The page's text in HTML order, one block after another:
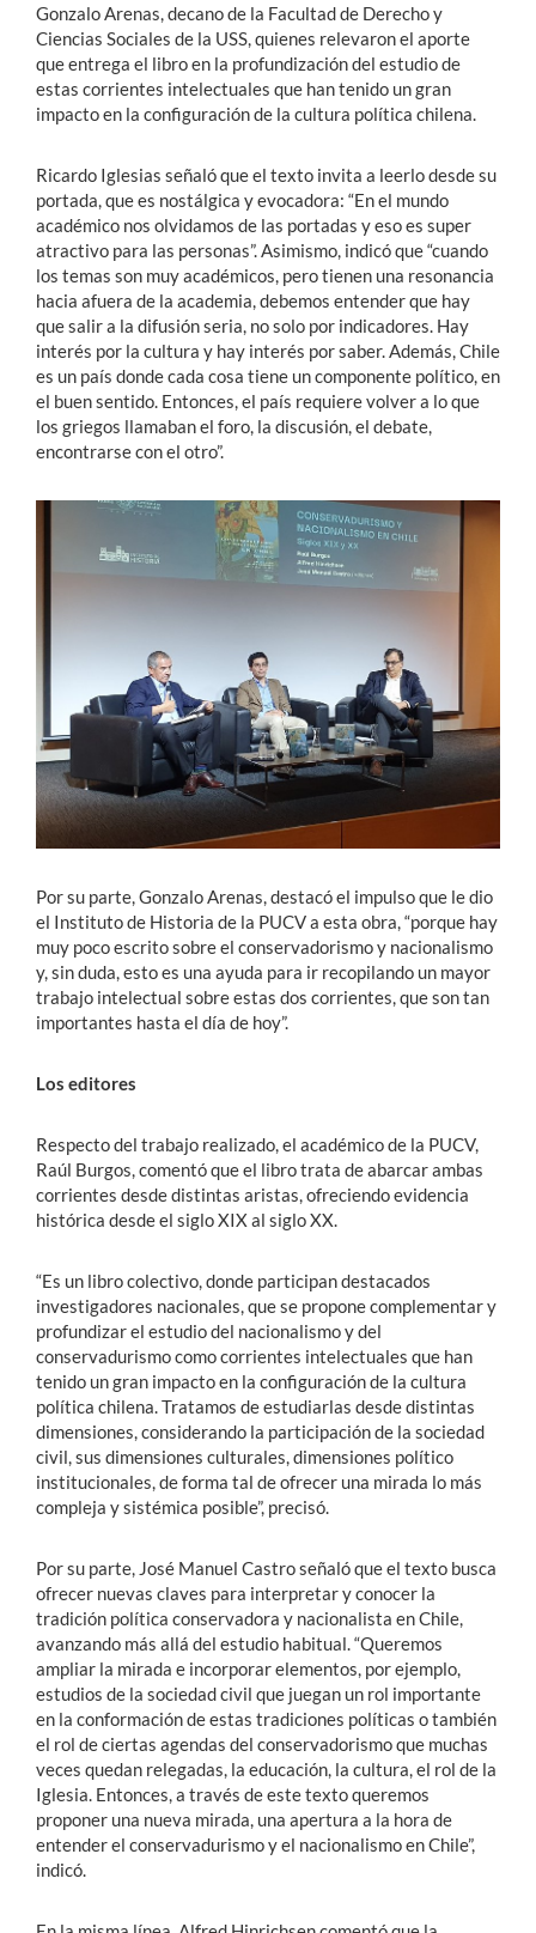
Gonzalo Arenas, decano de la Facultad de Derecho y
Ciencias Sociales de la USS, quienes relevaron el aporte
que entrega el libro en la profundización del estudio de
estas corrientes intelectuales que han tenido un gran
impacto en la configuración de la cultura política chilena.
Ricardo Iglesias señaló que el texto invita a leerlo desde su
portada, que es nostálgica y evocadora: “Enel mundo
académico nos olvidamos de las portadas y eso es super
atractivo para las personas”. Asimismo, indicó que “cuando
los temas son muy académicos, pero tienen una resonancia
hacia afuera de la academia, debemos entender que hay
que salir a la difusión seria , no solo por indicadores. Hay
interés por la cultura y hay interés por saber. Además, Chile
es un país donde cada cosa tiene un componente político, en
el buen sentido. Entonces, el país requiere volver a lo que
los griegos llamaban el foro, la discusión, el debate,
encontrarse con el otro”.
Por su parte, Gonzalo Arenas, destacó el impulso que le dio
el Instituto de Historia de la PUCVa esta obra, “porque hay
muy poco escrito sobre el conservadorismo y nacionalismo
y, sin duda, esto es una ayuda para ir recopilando un mayor
trabajo intelectual sobre estas dos corrientes, que son tan
importantes hasta el día de hoy”.
Los editores
Respecto del trabajo realizado, el académico de la PUCV,
Raúl Burgos, comentó que el libro trata de abarcar ambas
corrientes desde distintas aristas, ofreciendo evidencia
histórica desde el siglo XIX al siglo XX.
“Es un libro colectivo,donde participan destacados
investigadores nacionales, que se propone complementar y
profundizar el estudio del nacionalismo y del
conservadurismo como corrientes intelectuales que han
tenido un gran impacto en la configuración de la cultura
política chilena. Tratamos de estudiarlas desde distintas
dimensiones, considerando la participación de la sociedad
civil, sus dimensiones culturales, dimensiones político
institucionales, de forma tal de ofrecer una mirada lo más
compleja y sistémica posible”, precisó.
Por su parte, José Manuel Castro señaló que el texto busca
ofrecer nuevas claves para interpretar y conocer la
tradición política conservadora y nacionalista en Chile,
avanzando más allá del estudio habitual. “Queremos
ampliar la mirada e incorporar elementos, por ejemplo,
estudios de la sociedad civil que juegan un rol importante
en la conformación de estas tradiciones políticas o también
el rol de ciertas agendas del conservadorismo que muchas
veces quedan relegadas, la educación, la cultura, el rol de la
Iglesia. Entonces, a través de este texto queremos
proponer una nueva mirada, una apertura a la hora de
entender el conservadurismo y el nacionalismo en Chile”,
indicó.